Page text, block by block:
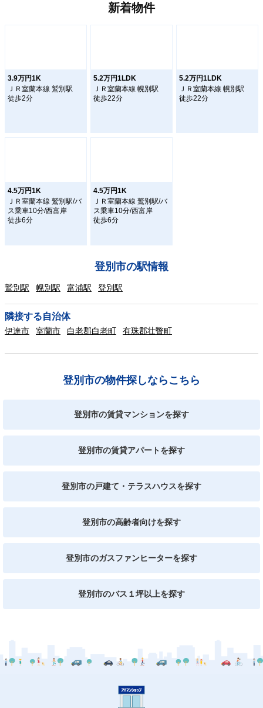
新着物件
3.9万円1K
ＪＲ室蘭本線 鷲別駅
徒歩2分
5.2万円1LDK
ＪＲ室蘭本線 幌別駅
徒歩22分
5.2万円1LDK
ＪＲ室蘭本線 幌別駅
徒歩22分
4.5万円1K
ＪＲ室蘭本線 鷲別駅/バ
ス乗車10分/西富岸
徒歩6分
4.5万円1K
ＪＲ室蘭本線 鷲別駅/バ
ス乗車10分/西富岸
徒歩6分
登別市の駅情報
鷲別駅 幌別駅 富浦駅 登別駅
隣接する自治体
伊達市 室蘭市 白老郡白老町 有珠郡壮瞥町
登別市の物件探しならこちら
登別市の賃貸マンションを探す
登別市の賃貸アパートを探す
登別市の戸建て・テラスハウスを探す
登別市の高齢者向けを探す
登別市のガスファンヒーターを探す
登別市のバス１坪以上を探す